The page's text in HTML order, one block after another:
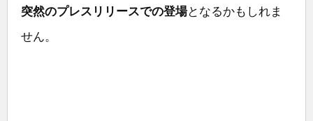
突然のプレスリリースでの登場となるかもしれま
せん。